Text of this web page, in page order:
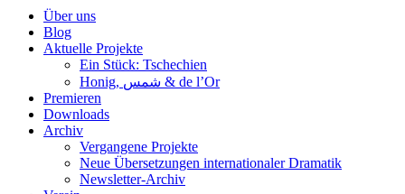
Über uns
Blog
Aktuelle Projekte
Ein Stück: Tschechien
Honig, شمس & de l’Or
Premieren
Downloads
Archiv
Vergangene Projekte
Neue Übersetzungen internationaler Dramatik
Newsletter-Archiv